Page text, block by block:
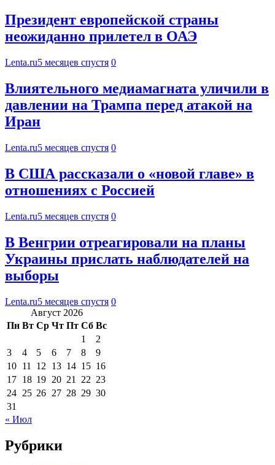
Президент европейской страны
неожиданно прилетел в ОАЭ
Lenta.ru5 месяцев спустя 0
Влиятельного медиамагната уличили в
давлении на Трампа перед атакой на
Иран
Lenta.ru5 месяцев спустя 0
В США рассказали о «новой главе» в
отношениях с Россией
Lenta.ru5 месяцев спустя 0
В Венгрии отреагировали на планы
Украины прислать наблюдателей на
выборы
Lenta.ru5 месяцев спустя 0
Август 2026
Пн Вт Ср Чт Пт Сб Вс
1
2
3
4 5 6 7 8
9
10 11 12 13 14 15 16
17 18 19 20 21 22 23
24 25 26 27 28 29 30
31
« Июл
Рубрики